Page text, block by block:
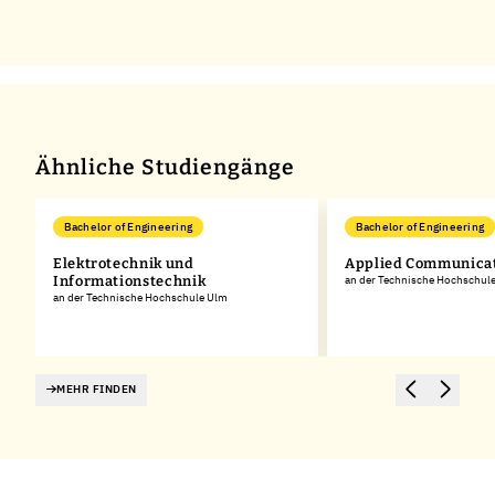
Ähnliche Studiengänge
Bachelor of Engineering
Elektrotechnik und
Informationstechnik
an der Technische Hochschule Ulm
Bachelor of Engineering
Applied
an der Technische
MEHR FINDEN